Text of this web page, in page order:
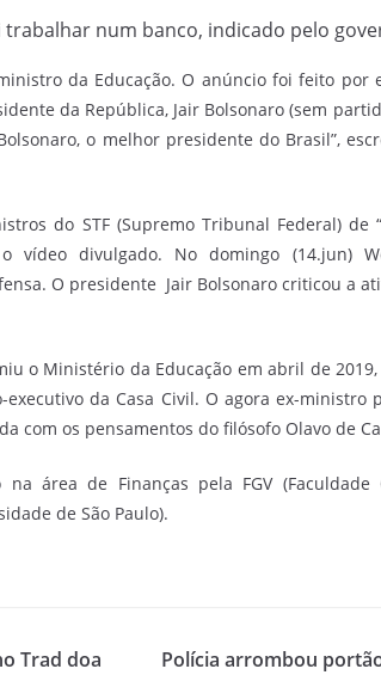
num banco, indicado pelo
da Educação. O anúncio foi feito por
da República, Jair Bolsonaro (sem
o melhor presidente do Brasil”,
do STF (Supremo Tribunal Federal) de “
divulgado. No domingo (14.jun)
O presidente Jair Bolsonaro criticou a
o Ministério da Educação em abril de
da Casa Civil. O agora ex-ministro
com os pensamentos do filósofo Olavo de
área de Finanças pela FGV (Faculdade
de São Paulo).
Trad doa
Polícia arrombou